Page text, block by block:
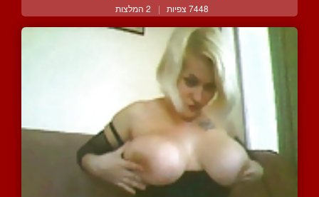
7448 צפיות | 2 המלצות